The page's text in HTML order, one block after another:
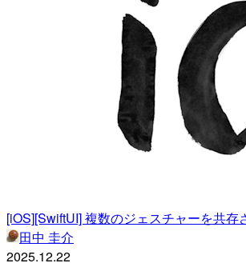
[iOS][SwiftUI] 複数のジェスチャーを共存
田中 圭介
2025.12.22